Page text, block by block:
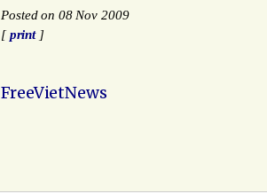
Posted on 08 Nov 2009
[print]
FreeVietNews